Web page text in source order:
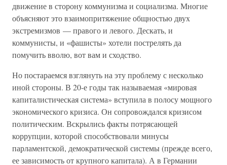
движение в сторону коммунизма и социализма. Многие
объясняют это взаимопритяжение общностью двух
экстремизмов — правого и левого. Дескать, и
коммунисты, и «фашисты» хотели пострелять да
помучить вволю, вот вам и сходство.
Но постараемся взглянуть на эту проблему с несколько
иной стороны. В 20-е годы так называемая «мировая
капиталистическая система» вступила в полосу мощного
экономического кризиса. Он сопровождался кризисом
политическим. Вскрылись факты потрясающей
коррупции, которой способствовали минусы
парламентской, демократической системы (прежде всего,
ее зависимость от крупного капитала). А в Германии